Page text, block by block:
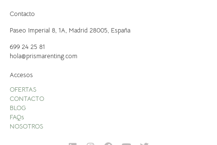
Contacto
Paseo Imperial 8, 1A, Madrid 28005, España
699 24 25 81
hola@prismarenting.com
Accesos
OFERTAS
CONTACTO
BLOG
FAQs
NOSOTROS